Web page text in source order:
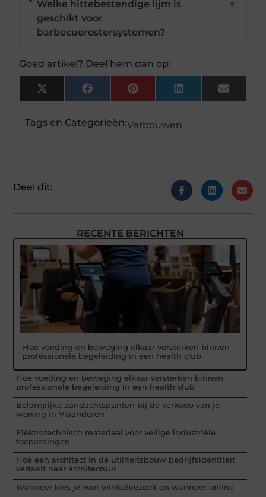
Welke hittebestendige lijm is
geschikt voor
barbecuerostersystemen?
▼
Goed artikel? Deel hem dan op:
X
(Twitter)
FacebookPinterestLinkedInEmail
Tags en Categorieën:Verbouwen
Deel dit:
RECENTE BERICHTEN
Hoe voeding en beweging elkaar versterken binnen
professionele begeleiding in een health club
Hoe voeding en beweging elkaar versterken binnen
professionele begeleiding in een health club
Belangrijke aandachtspunten bij de verkoop van je
woning in Vlaanderen
Elektrotechnisch materiaal voor veilige industriële
toepassingen
Hoe een architect in de utiliteitsbouw bedrijfsidentiteit
vertaalt naar architectuur
Wanneer kies je voor winkelbezoek en wanneer online